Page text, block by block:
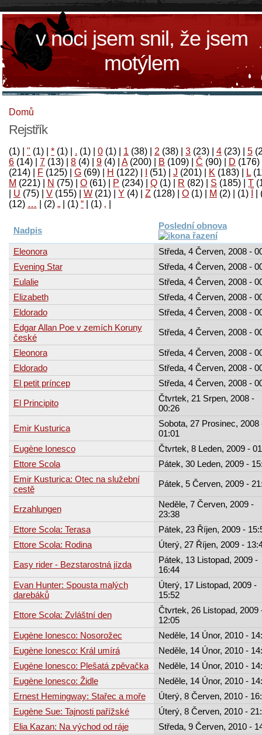
v noci jsem snil, že jsem
motýlem
Domů
Rejstřík
(1) " (1) * (1) . (1) 0 (1) 1 (38) 2 (38) 3 (23) 4 (23) 5
6 (14) 7 (13) 8 (4) 9 (4) A(200) B (109) Č (90) D (176)
(214)
F (125) G (69) H (122) (51) J (201) K (183) L
M (221) N (75) O (61) P (234) Q (1) R (82) S (185) T
U (75) V (155) W (21) Y (4) Z (128) Ο (1) М (2)
(1)
‚
(1)
“
(1)
„
(2)
…
(12)
Nadpis Poslední obnova
Eleonora
Středa, 4 Červen, 2008 -
Evening Star
Středa, 4 Červen, 2008 -
Eulalie
Středa, 4 Červen, 2008 -
Elizabeth
Středa, 4 Červen, 2008 -
Eldorado
Středa, 4 Červen, 2008 -
Edgar Allan Poe v zemích Koruny
české
Středa, 4 Červen, 2008 -
Eleonora
Středa, 4 Červen, 2008 -
Eldorado
Středa, 4 Červen, 2008 -
El petit príncep
Středa, 4 Červen, 2008 -
El Principito
Čtvrtek, 21 Srpen, 2008 -
00:26
Emir Kusturica
Sobota, 27 Prosinec, 2008
01:01
Eugène Ionesco
Čtvrtek, 8 Leden, 2009 -
Ettore Scola
Pátek, 30 Leden, 2009 -
Emir Kusturica: Otec na služební
cestě
Pátek, 5 Červen, 2009 -
Erzahlungen
Neděle, 7 Červen, 2009 -
23:38
Ettore Scola: Terasa
Pátek, 23 Říjen, 2009 -
Ettore Scola: Rodina
Úterý, 27 Říjen, 2009 -
Easy rider - Bezstarostná jízda
Pátek, 13 Listopad, 2009 -
16:44
Evan Hunter: Spousta malých
darebáků
Úterý, 17 Listopad, 2009 -
15:52
Ettore Scola: Zvláštní den
Čtvrtek, 26 Listopad, 2009
12:05
Eugène Ionesco: Nosorožec
Neděle, 14 Únor, 2010 -
Eugène Ionesco: Král umírá
Neděle, 14 Únor, 2010 -
Eugène Ionesco: Plešatá zpěvačka
Neděle, 14 Únor, 2010 -
Eugène Ionesco: Židle
Neděle, 14 Únor, 2010 -
Ernest Hemingway: Stařec a moře
Úterý, 8 Červen, 2010 -
Eugène Sue: Tajnosti pařížské
Úterý, 8 Červen, 2010 -
Elia Kazan: Na východ od ráje
Středa, 9 Červen, 2010 -